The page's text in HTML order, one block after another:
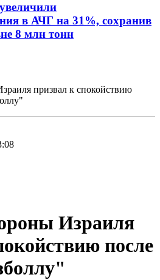
в АЧГ на 31%, сохранив
8 млн тонн
призвал к спокойствию
Израиля
после